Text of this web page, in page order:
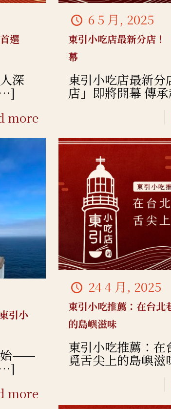
選
深
more
6 5 月, 2025
東引小吃店最新分店！
幕
東引小吃店最新分
店」即將開幕 傳
引小
始⸺
more
24 4 月, 2025
東引小吃推薦：在台北
的島嶼滋味
東引小吃推薦：在
覓舌尖上的島嶼滋